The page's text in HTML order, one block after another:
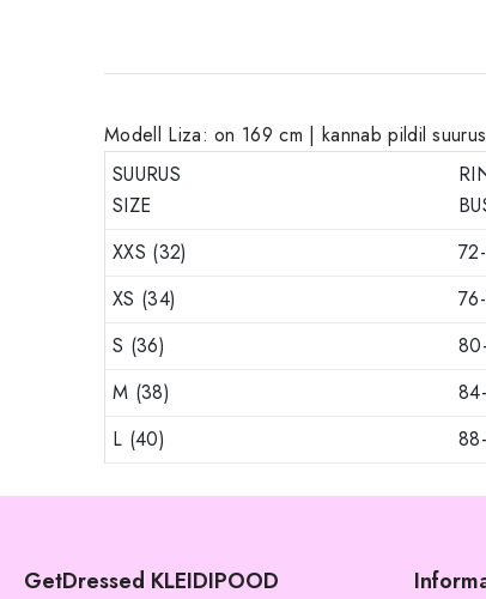
Modell Liza: on 169 cm | kannab pildil
SUURUS
SIZE
XXS (32)
XS (34)
S (36)
M (38)
L (40)
GetDressed KLEIDIPOOD